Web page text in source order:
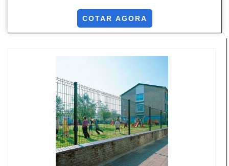
os profissionais especializados da Paraná Telas o
cliente conseguirá proteção com soluções para
necessário para a fixação deste tipo de cercamento.
COTAR AGORA